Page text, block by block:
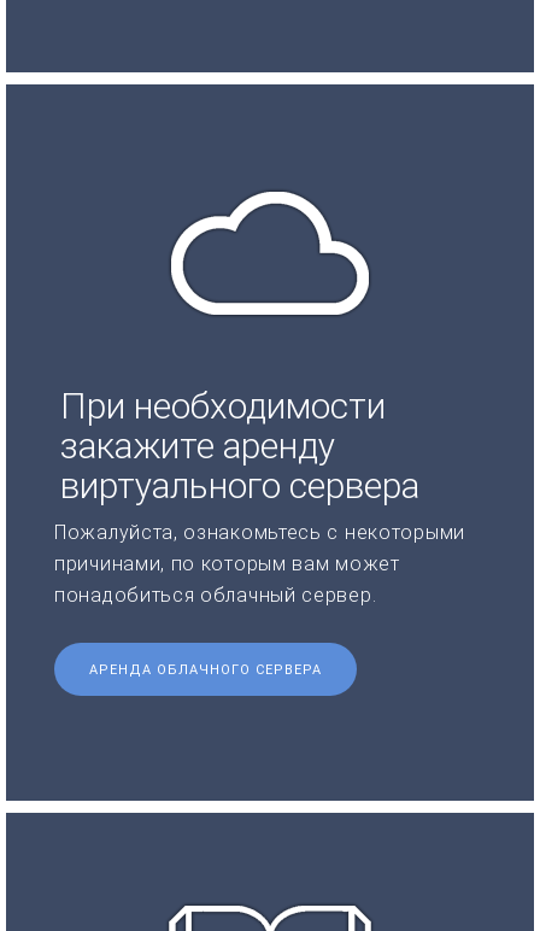
При необходимости
закажите аренду
виртуального сервера
Пожалуйста, ознакомьтесь с некоторыми
причинами, по которым вам может
понадобиться облачный сервер.
АРЕНДА ОБЛАЧНОГО СЕРВЕРА